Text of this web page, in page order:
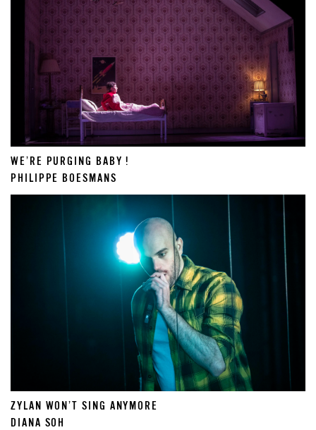
WE’RE PURGING BABY !
PHILIPPE BOESMANS
ZYLAN WON’T SING ANYMORE
DIANA SOH